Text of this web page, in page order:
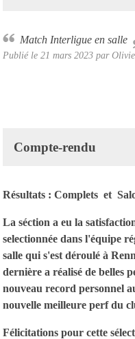
Match Interligue en salle
Publié le 21 mars 2023 par
Compte-rendu
Résultats : Complets et
La séction a eu la
selectionnée dans l'équipe
salle qui s'est déroulé à
dernière a réalisé de belles
nouveau record personnel
nouvelle meilleure perf du
Félicitations pour cette